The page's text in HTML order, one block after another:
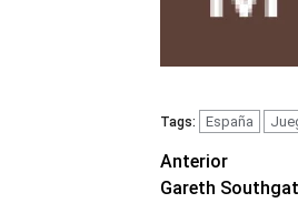
Tags: España
Anterior
Gareth